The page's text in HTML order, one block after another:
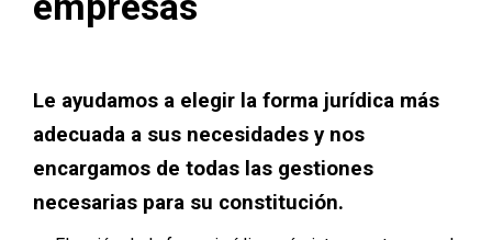
Le ayudamos a elegir la forma jurídica más
adecuada a sus necesidades y nos
encargamos de todas las gestiones
necesarias para su constitución.